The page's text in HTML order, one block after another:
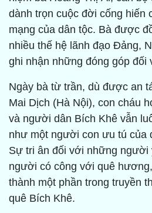
dành trọn cuộc đời cống hiến
mạng của dân tộc. Bà được
nhiều thế hệ lãnh đạo Đảng,
ghi nhận những đóng góp đối
Ngày bà từ trần, dù được an
Mai Dịch (Hà Nội), con cháu
và người dân Bích Khê vẫn
như một người con ưu tú của
Sự tri ân đối với những
người có công với quê
thành một phần trong truyền
quê Bích Khê.